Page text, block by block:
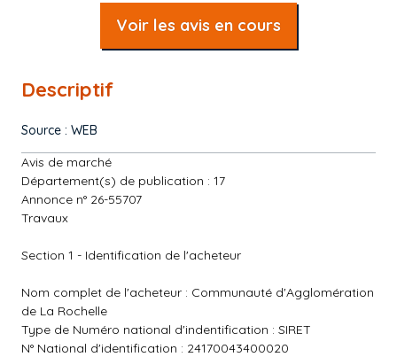
Voir les avis en cours
Descriptif
Source : WEB
Avis de marché
Département(s) de publication : 17
Annonce n° 26-55707
Travaux
Section 1 - Identification de l'acheteur
Nom complet de l'acheteur : Communauté d'Agglomération
de La Rochelle
Type de Numéro national d'indentification : SIRET
N° National d'identification : 24170043400020